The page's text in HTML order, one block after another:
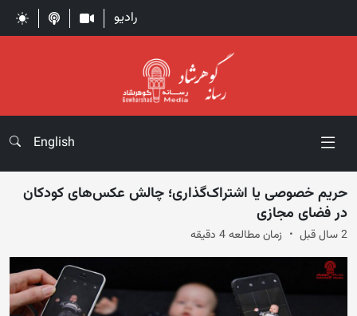
رادیو
English
حریم خصوصی یا اشتراک‌گذاری؛ چالش عکس‌های کودکان
در فضای مجازی
2 سال قبل زمان مطالعه 4 دقیقه